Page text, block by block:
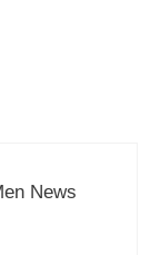
News